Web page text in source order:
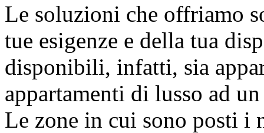
Le soluzioni che offriamo
tue esigenze e della tua
disponibili, infatti, sia
appartamenti di lusso ad
Le zone in cui sono posti i